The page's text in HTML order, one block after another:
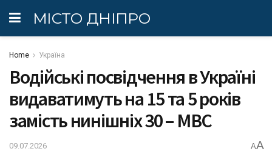
МІСТО ДНІПРО
Home Україна
Водійські посвідчення в Україні
видаватимуть на 15 та 5 років
замість нинішніх 30 – МВС
09.07.2026 AA